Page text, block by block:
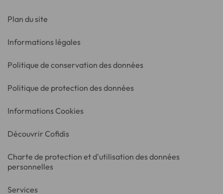
Plan du site
Informations légales
Politique de conservation des données
Politique de protection des données
Informations Cookies
Découvrir Cofidis
Charte de protection et d'utilisation des données
personnelles
Services